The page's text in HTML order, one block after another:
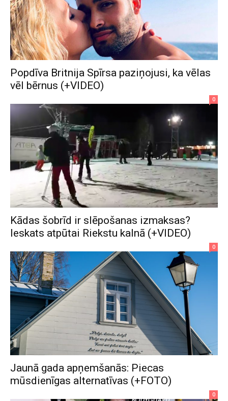
Popdīva Britnija Spīrsa paziņojusi, ka vēlas
vēl bērnus (+VIDEO)
0
Kādas šobrīd ir slēpošanas izmaksas?
Ieskats atpūtai Riekstu kalnā (+VIDEO)
0
Jaunā gada apņemšanās: Piecas
mūsdienīgas alternatīvas (+FOTO)
0